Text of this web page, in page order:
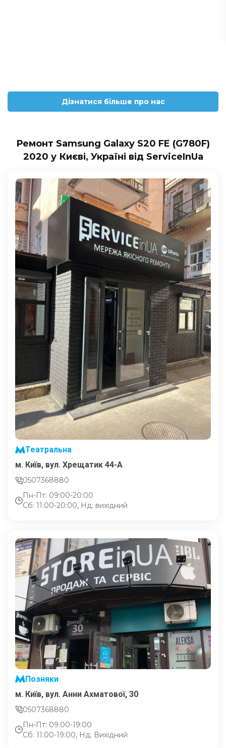
Дізнатися більше про нас
Ремонт Samsung Galaxy S20 FE (G780F)
2020 у Києві, Україні від ServiceInUa
Театральна
м. Київ, вул. Хрещатик 44-A
0507368880
Пн-Пт: 09:00-20:00
Сб: 11:00-20:00, Нд: вихідний
Позняки
м. Київ, вул. Анни Ахматової, 30
0507368880
Пн-Пт: 09:00-19:00
Сб: 11:00-19:00, Нд: Вихідний